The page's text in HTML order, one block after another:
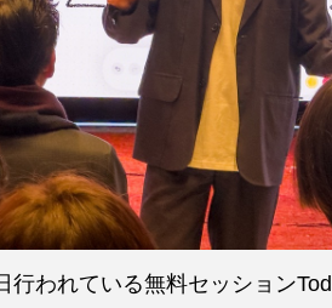
行われている無料セッション